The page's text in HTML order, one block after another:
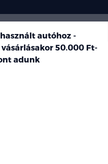
autóhoz -
50.000 Ft-
adunk